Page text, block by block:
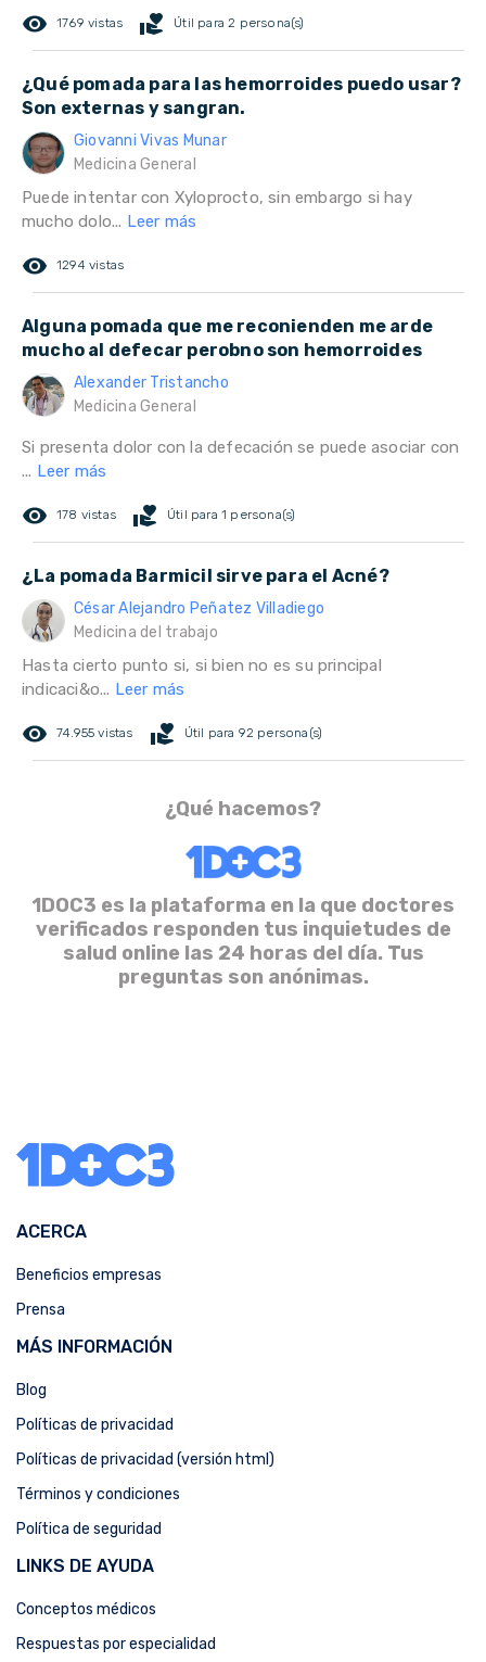
remove_red_eye 1769 vistas volunteer_activism Útil para 2 persona(s)
¿Qué pomada para las hemorroides puedo usar?
Son externas y sangran.
Giovanni Vivas Munar
Medicina General
Puede intentar con Xyloprocto, sin embargo si hay
mucho dolo... Leer más
remove_red_eye 1294 vistas
Alguna pomada que me reconienden me arde
mucho al defecar perobno son hemorroides
Alexander Tristancho
Medicina General
Si presenta dolor con la defecación se puede asociar con
... Leer más
remove_red_eye 178 vistas volunteer_activism Útil para 1 persona(s)
¿La pomada Barmicil sirve para el Acné?
César Alejandro Peñatez Villadiego
Medicina del trabajo
Hasta cierto punto si, si bien no es su principal
indicaci&o... Leer más
remove_red_eye 74.955 vistas volunteer_activism Útil para 92 persona(s)
¿Qué hacemos?
1DOC3 es la plataforma en la que doctores
verificados responden tus inquietudes de
salud online las 24 horas del día. Tus
preguntas son anónimas.
ACERCA
Beneficios empresas
Prensa
MÁS INFORMACIÓN
Blog
Políticas de privacidad
Políticas de privacidad (versión html)
Términos y condiciones
Política de seguridad
LINKS DE AYUDA
Conceptos médicos
Respuestas por especialidad